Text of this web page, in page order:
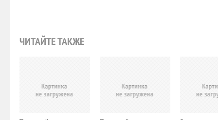
ЧИТАЙТЕ ТАКЖЕ